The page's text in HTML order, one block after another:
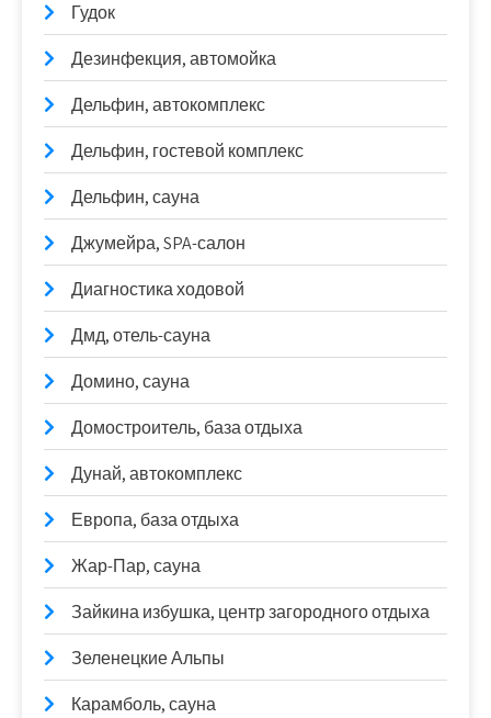
Гудок
Дезинфекция, автомойка
Дельфин, автокомплекс
Дельфин, гостевой комплекс
Дельфин, сауна
Джумейра, SPA-салон
Диагностика ходовой
Дмд, отель-сауна
Домино, сауна
Домостроитель, база отдыха
Дунай, автокомплекс
Европа, база отдыха
Жар-Пар, сауна
Зайкина избушка, центр загородного отдыха
Зеленецкие Альпы
Карамболь, сауна